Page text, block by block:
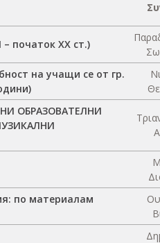
початок XX ст.)
на учащи се от гр.
ОБРАЗОВАТЕЛНИ
по материалам